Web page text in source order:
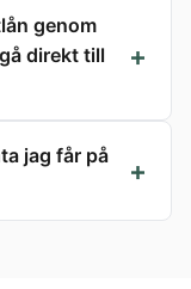
genom
direkt till
jag får på